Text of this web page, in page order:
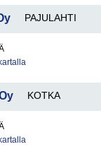
PAJULAHTI
KOTKA